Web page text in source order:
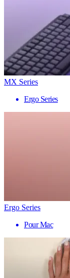
MX Series
Ergo Series
Ergo Series
Pour Mac